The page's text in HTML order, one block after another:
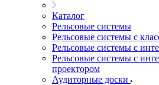
Каталог
Рельсовые системы
Рельсовые системы с
Рельсовые системы с
Рельсовые системы с
проектором
Аудиторные доски